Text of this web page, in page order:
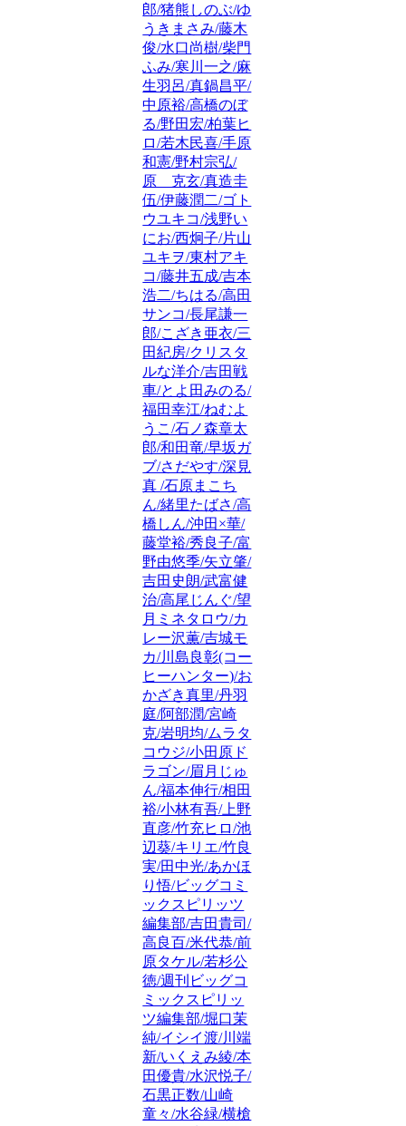
郎/猪熊しのぶ/ゆ
うきまさみ/藤木
俊/水口尚樹/柴門
ふみ/寒川一之/麻
生羽呂/真鍋昌平/
中原裕/高橋のぼ
る/野田宏/柏葉ヒ
ロ/若木民喜/手原
和憲/野村宗弘/
原 克玄/真造圭
伍/伊藤潤二/ゴト
ウユキコ/浅野い
にお/西炯子/片山
ユキヲ/東村アキ
コ/藤井五成/吉本
浩二/ちはる/高田
サンコ/長尾謙一
郎/こざき亜衣/三
田紀房/クリスタ
ルな洋介/吉田戦
車/とよ田みのる/
福田幸江/ねむよ
うこ/石ノ森章太
郎/和田竜/早坂ガ
ブ/さだやす/深見
真 /石原まこち
ん/緒里たばさ/高
橋しん/沖田×華/
藤堂裕/秀良子/富
野由悠季/矢立肇/
吉田史朗/武富健
治/高尾じんぐ/望
月ミネタロウ/カ
レー沢薫/吉城モ
カ/川島良彰(コー
ヒーハンター)/お
かざき真里/丹羽
庭/阿部潤/宮崎
克/岩明均/ムラタ
コウジ/小田原ド
ラゴン/眉月じゅ
ん/福本伸行/相田
裕/小林有吾/上野
直彦/竹充ヒロ/池
辺葵/キリエ/竹良
実/田中光/あかほ
り悟/ビッグコミ
ックスピリッツ
編集部/吉田貴司/
高良百/米代恭/前
原タケル/若杉公
徳/週刊ビッグコ
ミックスピリッ
ツ編集部/堀口茉
純/イシイ渡/川端
新/いくえみ綾/本
田優貴/水沢悦子/
石黒正数/山崎
童々/水谷緑/横槍